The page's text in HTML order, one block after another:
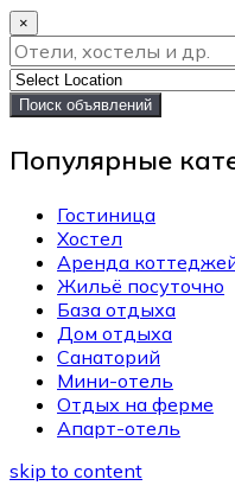
×
Поиск объявлений
Популярные
Гостиница
Хостел
Аренда
Жильё посуточно
База отдыха
Дом отдыха
Санаторий
Мини-отель
Отдых на ферме
Апарт-отель
skip to content